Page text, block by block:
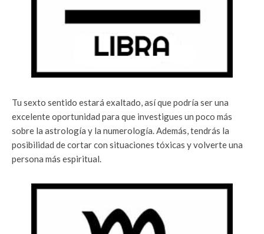
Tu sexto sentido estará exaltado, así que podría ser una
excelente oportunidad para que investigues un poco más
sobre la astrología y la numerología. Además, tendrás la
posibilidad de cortar con situaciones tóxicas y volverte una
persona más espiritual.